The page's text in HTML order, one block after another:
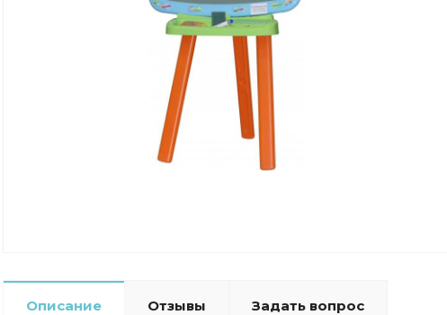
Описание Отзывы Задать вопрос